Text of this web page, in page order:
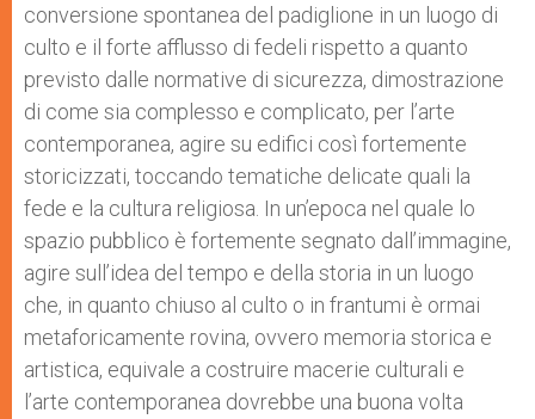
conversione spontanea del padiglione in un luogo di
culto e il forte afflusso di fedeli rispetto a quanto
previsto dalle normative di sicurezza, dimostrazione
di come sia complesso e complicato, per l’arte
contemporanea, agire su edifici così fortemente
storicizzati, toccando tematiche delicate quali la
fede e la cultura religiosa. In un’epoca nel quale lo
spazio pubblico è fortemente segnato dall’immagine,
agire sull’idea del tempo e della storia in un luogo
che, in quanto chiuso al culto o in frantumi è ormai
metaforicamente rovina, ovvero memoria storica e
artistica, equivale a costruire macerie culturali e
l’arte contemporanea dovrebbe una buona volta